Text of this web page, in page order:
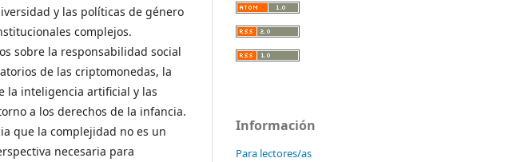
y las políticas de género
complejos.
sobre la responsabilidad social
de las criptomonedas, la
la inteligencia artificial y las
a los derechos de la infancia.
que la complejidad no es un
necesaria para
Información
Para lectores/as